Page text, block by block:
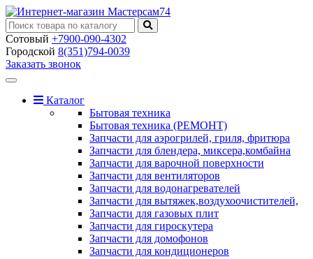
Сотовый +7900-090-4302
Городской 8(351)794-0039
Заказать звонок
Toggle
navigationКаталог
Бытовая техника
Бытовая техника (РЕМОНТ)
Запчасти для аэрогрилей, гриля, фритюра
Запчасти для блендера, миксера,комбайна
Запчасти для варочной поверхности
Запчасти для вентиляторов
Запчасти для водонагревателей
Запчасти для вытяжек,воздухоочистителей,
Запчасти для газовых плит
Запчасти для гироскутера
Запчасти для домофонов
Запчасти для кондиционеров